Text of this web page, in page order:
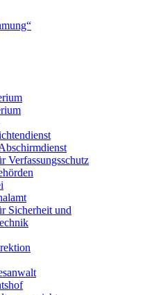
Verfassungsschutz
Sicherheit und